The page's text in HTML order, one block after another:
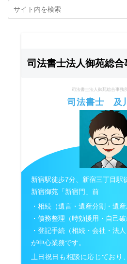
司法書士法人御苑総合
司法書士法人御苑総合事務
司法書士 及
新宿駅徒歩7分、新宿三丁目駅
新宿御苑「新宿門」前
・相続（遺言・遺産分割・遺産
・債務整理（時効援用・自己破
・登記手続（相続・会社・法人
が中心業務です。
土日祝日も相談に応じており